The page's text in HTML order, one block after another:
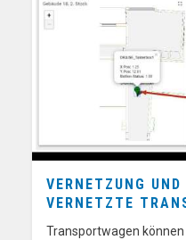
VERNETZUNG
VERNETZTE
Transportwagen